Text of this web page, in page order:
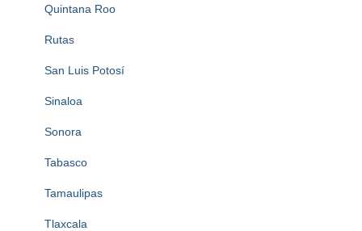
Quintana Roo
Rutas
San Luis Potosí
Sinaloa
Sonora
Tabasco
Tamaulipas
Tlaxcala